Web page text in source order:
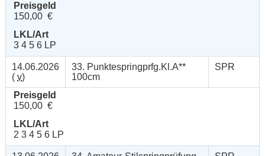
Preisgeld
150,00 €
LKL/Art
3 4 5 6 LP
14.06.2026
( v)
33. Punktespringprfg.Kl.A**
100cm
SPR
Preisgeld
150,00 €
LKL/Art
2 3 4 5 6 LP